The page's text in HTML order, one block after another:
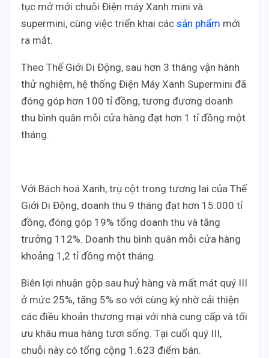
tục mở mới chuỗi Điện máy Xanh mini và
supermini, cùng việc triển khai các sản phẩm mới
ra mắt.
Theo Thế Giới Di Động, sau hơn 3 tháng vận hành
thử nghiệm, hệ thống Điện Máy Xanh Supermini đã
đóng góp hơn 100 tỉ đồng, tương đương doanh
thu bình quân mỗi cửa hàng đạt hơn 1 tỉ đồng một
tháng.
Với Bách hoá Xanh, trụ cột trong tương lai của Thế
Giới Di Động, doanh thu 9 tháng đạt hơn 15.000 tỉ
đồng, đóng góp 19% tổng doanh thu và tăng
trưởng 112%. Doanh thu bình quân mỗi cửa hàng
khoảng 1,2 tỉ đồng một tháng.
Biên lợi nhuận gộp sau huỷ hàng và mất mát quý III
ở mức 25%, tăng 5% so với cùng kỳ nhờ cải thiện
các điều khoản thương mại với nhà cung cấp và tối
ưu khâu mua hàng tươi sống. Tại cuối quý III,
chuỗi này có tổng cộng 1.623 điểm bán.